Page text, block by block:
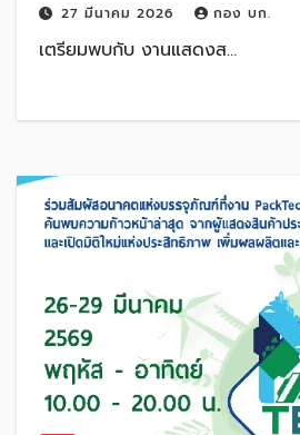
27 มีนาคม 2026 กอง บก.
เตรียมพบกับ งานแสดงส…